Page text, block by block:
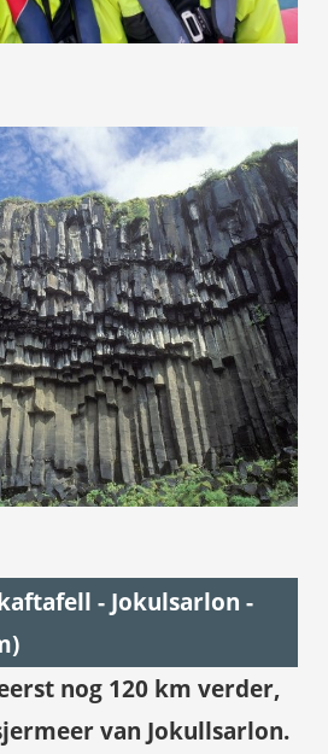
- Jokulsarlon -
nog 120 km verder,
van Jokullsarlon.